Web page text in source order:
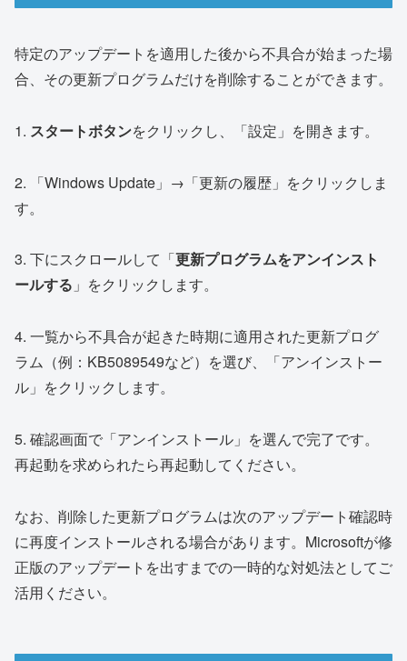
特定のアップデートを適用した後から不具合が始まった場
合、その更新プログラムだけを削除することができます。
1. スタートボタンをクリックし、「設定」を開きます。
2. 「Windows Update」→「更新の履歴」をクリックしま
す。
3. 下にスクロールして「更新プログラムをアンインスト
ールする 」をクリックします。
4. 一覧から不具合が起きた時期に適用された更新プログ
ラム（例：KB5089549など）を選び、「アンインストー
ル」をクリックします。
5. 確認画面で「アンインストール」を選んで完了です。
再起動を求められたら再起動してください。
なお、削除した更新プログラムは次のアップデート確認時
に再度インストールされる場合があります。Microsoftが修
正版のアップデートを出すまでの一時的な対処法としてご
活用ください。